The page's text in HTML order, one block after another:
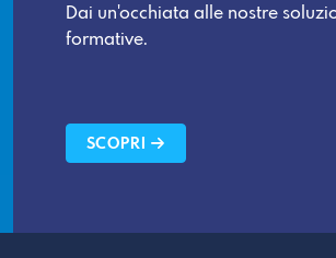
Dai un'occhiata alle nostre
formative.
SCOPRI